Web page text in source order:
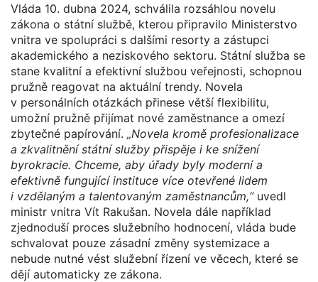
Vláda 10. dubna 2024, schválila rozsáhlou novelu
zákona o státní službě, kterou připravilo Ministerstvo
vnitra ve spolupráci s dalšími resorty a zástupci
akademického a neziskového sektoru. Státní služba se
stane kvalitní a efektivní službou veřejnosti, schopnou
pružně reagovat na aktuální trendy. Novela
v personálních otázkách přinese větší flexibilitu,
umožní pružně přijímat nové zaměstnance a omezí
zbytečné papírování. „Novela kromě profesionalizace
a zkvalitnění státní služby přispěje i ke snížení
byrokracie. Chceme, aby úřady byly moderní a
efektivně fungující instituce více otevřené lidem
i vzdělaným a talentovaným zaměstnancům,“uvedl
ministr vnitra Vít Rakušan. Novela dále například
zjednoduší proces služebního hodnocení, vláda bude
schvalovat pouze zásadní změny systemizace a
nebude nutné vést služební řízení ve věcech, které se
dějí automaticky ze zákona.